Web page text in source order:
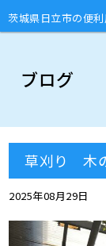
茨城県日立市の便
不用品回収・部屋
ブログ
草刈り 木
2025年08月29日